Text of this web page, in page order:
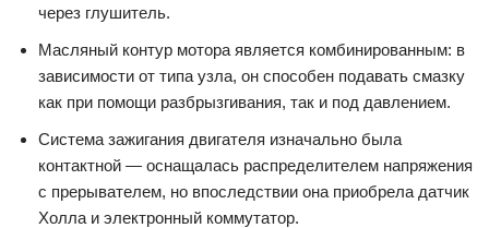
через глушитель.
Масляный контур мотора является комбинированным: в
зависимости от типа узла, он способен подавать смазку
как при помощи разбрызгивания, так и под давлением.
Система зажигания двигателя изначально была
контактной — оснащалась распределителем напряжения
с прерывателем, но впоследствии она приобрела датчик
Холла и электронный коммутатор.